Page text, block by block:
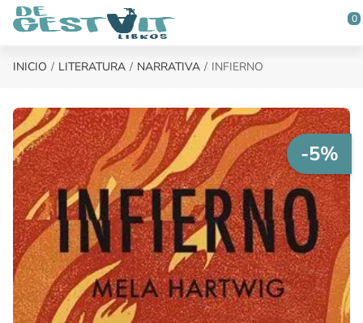
Saltar al contenido principal
0
INICIO LITERATURA NARRATIVA INFIERNO
-5%